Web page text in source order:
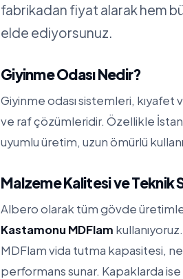
fabrikadan fiyat alarak hem
elde ediyorsunuz.
Giyinme Odası Nedir?
Giyinme odası sistemleri, kıyafet
ve raf çözümleridir. Özellikle
uyumlu üretim, uzun ömürlü
Malzeme Kalitesi ve Teknik
Albero olarak tüm gövde
Kastamonu MDFlam
MDFlam vida tutma kapasitesi,
performans sunar. Kapaklarda